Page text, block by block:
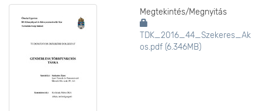
Megtekintés/Megnyitás
TDK_2016_44_Szekeres_Ak
os.pdf (6.346MB)